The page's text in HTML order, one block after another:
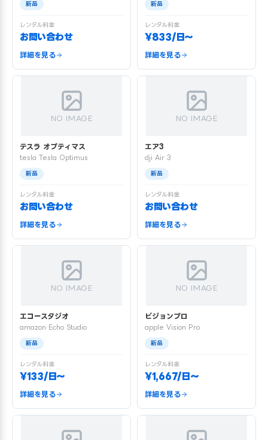
新品
レンタル料金
お問い合わせ
詳細を見る
新品
レンタル料金
¥833/日〜
詳細を見る
NO IMAGE
テスラ オプティマス
tesla Tesla Optimus
新品
レンタル料金
お問い合わせ
詳細を見る
NO IMAGE
エア3
dji Air 3
新品
レンタル料金
お問い合わせ
詳細を見る
NO IMAGE
エコースタジオ
amazon Echo Studio
新品
レンタル料金
¥133/日〜
詳細を見る
NO IMAGE
ビジョンプロ
apple Vision Pro
新品
レンタル料金
¥1,667/日〜
詳細を見る